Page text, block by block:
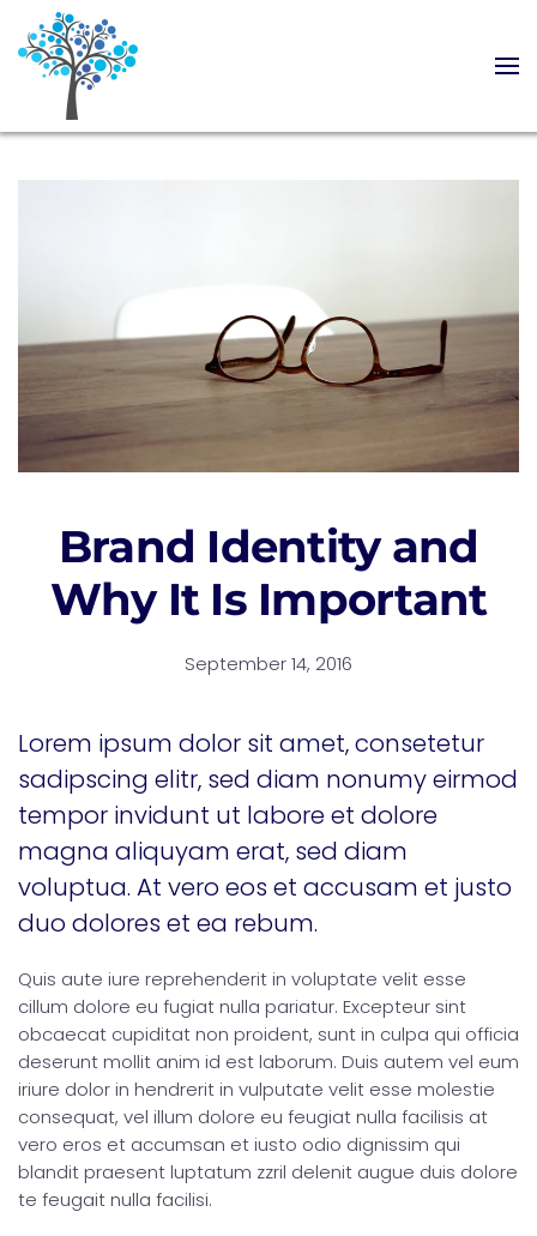
Skip to main content
Brand Identity and
Why It Is Important
September 14, 2016
Lorem ipsum dolor sit amet, consetetur
sadipscing elitr, sed diam nonumy eirmod
tempor invidunt ut labore et dolore
magna aliquyam erat, sed diam
voluptua. At vero eos et accusam et justo
duo dolores et ea rebum.
Quis aute iure reprehenderit in voluptate velit esse
cillum dolore eu fugiat nulla pariatur. Excepteur sint
obcaecat cupiditat non proident, sunt in culpa qui officia
deserunt mollit anim id est laborum. Duis autem vel eum
iriure dolor in hendrerit in vulputate velit esse molestie
consequat, vel illum dolore eu feugiat nulla facilisis at
vero eros et accumsan et iusto odio dignissim qui
blandit praesent luptatum zzril delenit augue duis dolore
te feugait nulla facilisi.